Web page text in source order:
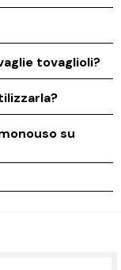
tovaglioli?
su